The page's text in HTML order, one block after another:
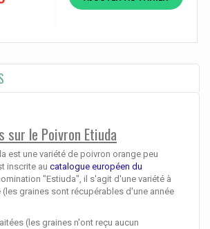
sur le Poivron Etiuda
est une variété de poivron orange peu
inscrite au catalogue européen du
"Estiuda", il s'agit d'une variété à
graines sont récupérables d'une année
(les graines n'ont reçu aucun